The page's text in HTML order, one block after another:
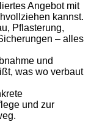
Angebot mit
kannst.
Pflasterung,
– alles
und
was wo verbaut
und zur